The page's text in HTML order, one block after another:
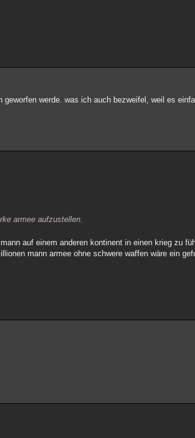
werde. was ich auch bezweifel, weil es
armee aufzustellen.
auf einem anderen kontinent in einen krieg zu
mann armee ohne schwere waffen wäre ein